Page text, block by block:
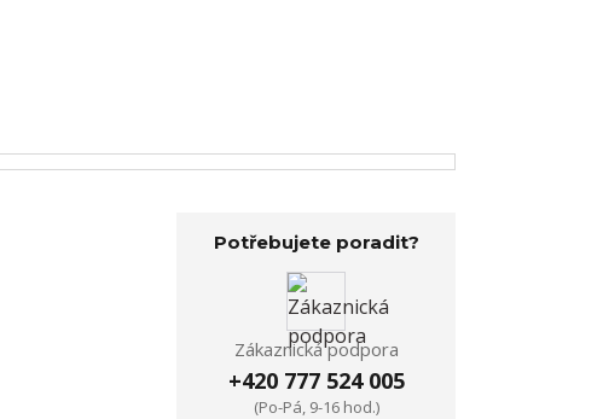
Potřebujete poradit?
Zákaznická podpora
+420 777 524 005
(Po-Pá, 9-16 hod.)